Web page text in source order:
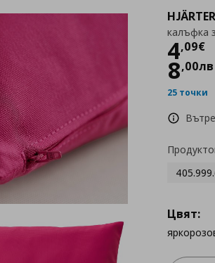
калъфка
4,09€
Цена
8,00лв
25 точки
Цвят: